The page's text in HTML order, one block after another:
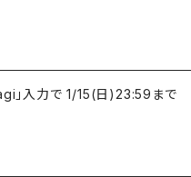
」入力で 1/15(日)23:59まで